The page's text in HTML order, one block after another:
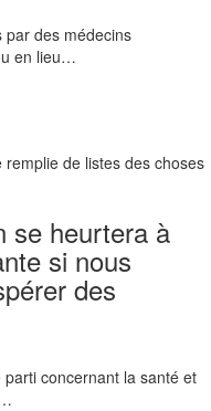
par des médecins
en lieu…
de listes des choses
se heurtera à
si nous
des
concernant la santé et